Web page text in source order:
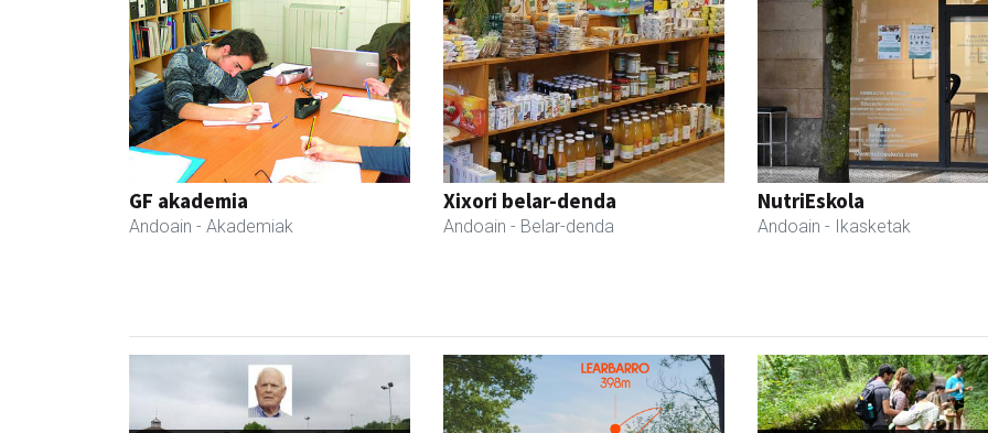
GF akademia
Andoain - Akademiak
Xixori belar-denda
Andoain - Belar-denda
NutriEskola
Andoain - Ikasketak